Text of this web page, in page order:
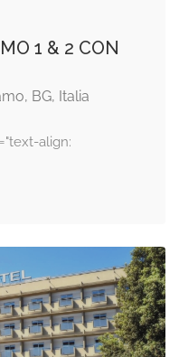
1 & 2 CON
BG, Italia
align: